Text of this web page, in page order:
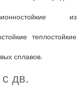
из
теплостойкие
сплавов.
дв.